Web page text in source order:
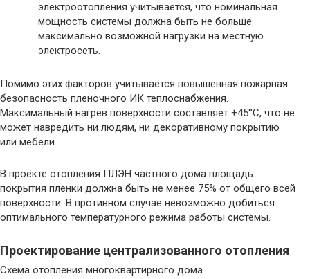
электроотопления учитывается, что номинальная
мощность системы должна быть не больше
максимально возможной нагрузки на местную
электросеть.
Помимо этих факторов учитывается повышенная пожарная
безопасность пленочного ИК теплоснабжения.
Максимальный нагрев поверхности составляет +45°С, что не
может навредить ни людям, ни декоративному покрытию
или мебели.
В проекте отопления ПЛЭН частного дома площадь
покрытия пленки должна быть не менее 75% от общего всей
поверхности. В противном случае невозможно добиться
оптимального температурного режима работы системы.
Проектирование централизованного отопления
Схема отопления многоквартирного дома